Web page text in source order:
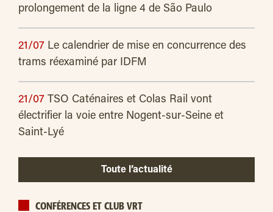
prolongement de la ligne 4 de São Paulo
21/07 Le calendrier de mise en concurrence des
trams réexaminé par IDFM
21/07 TSO Caténaires et Colas Rail vont
électrifier la voie entre Nogent-sur-Seine et
Saint-Lyé
Toute l’actualité
CONFÉRENCES ET CLUB VRT